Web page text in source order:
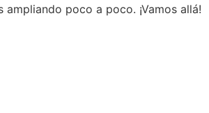
poco a poco. ¡Vamos allá!